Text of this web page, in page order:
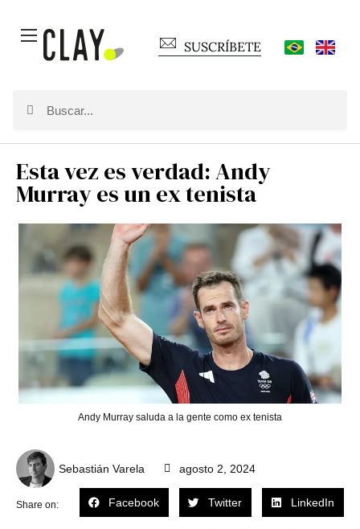
SUSCRÍBETE
Esta vez es verdad: Andy
Murray es un ex tenista
Andy Murray saluda a la gente como ex tenista
Sebastián Varela agosto 2, 2024
Share on: Facebook Twitter LinkedIn